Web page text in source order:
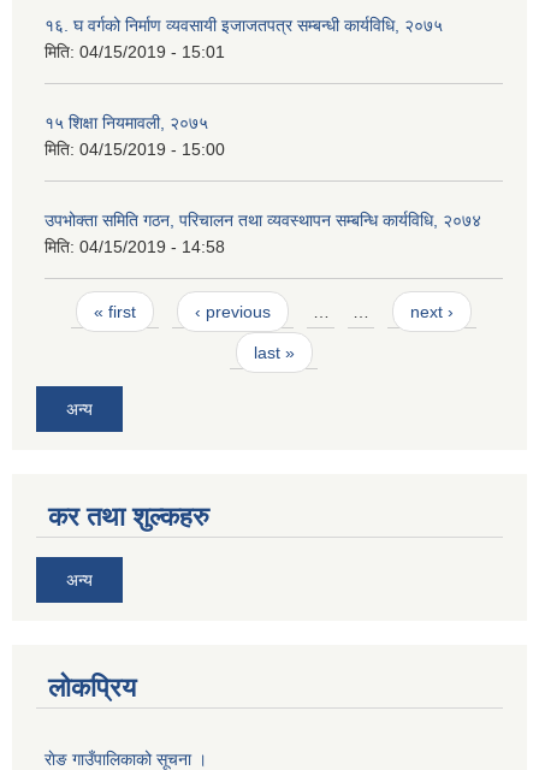
१६. घ वर्गको निर्माण व्यवसायी इजाजतपत्र सम्बन्धी कार्यविधि, २०७५
मिति: 04/15/2019 - 15:01
१५ शिक्षा नियमावली, २०७५
मिति: 04/15/2019 - 15:00
उपभोक्ता समिति गठन, परिचालन तथा व्यवस्थापन सम्बन्धि कार्यविधि, २०७४
मिति: 04/15/2019 - 14:58
Pages
« first ‹ previous … … next ›
last »
अन्य
कर तथा शुल्कहरु
अन्य
लोकप्रिय
राेङ गाउँपालिकाको सूचना ।